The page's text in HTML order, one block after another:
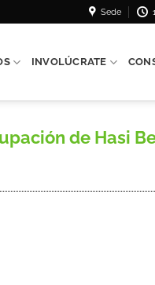
Sede
INVOLÚCRATE
de Hasi